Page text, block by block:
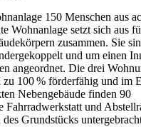
150 Menschen aus
Wohnanlage setzt sich aus
zusammen. Sie
und um einen
angeordnet. Die drei
zu 100 % förderfähig und im
Nebengebäude finden 90
Fahrradwerkstatt und
Grundstücks